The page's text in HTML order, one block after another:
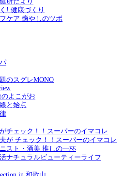
! 健康づくり
ケア 癒やしのツボ
のスグレMONO
よこがお
と始点
チェック！！スーパーのイマコレ
が チェック！！スーパーのイマコレ
スト・酒美 推しの一杯
ナチュラルビューティーライフ